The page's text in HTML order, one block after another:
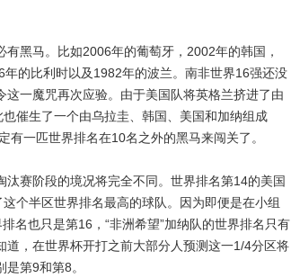
黑马。比如2006年的葡萄牙，2002年的韩国，
的比利时以及1982年的波兰。南非世界16强还没
一魔咒再次应验。由于美国队将英格兰挤进了由
催生了一个由乌拉圭、韩国、美国和加纳组成
有一匹世界排名在10名之外的黑马来闯关了。
赛阶段的境况将完全不同。世界排名第14的美国
个半区世界排名最高的球队。因为即便是在小组
名也只是第16，“非洲希望”加纳队的世界排名只有
道，在世界杯开打之前大部分人预测这一1/4分区将
第9和第8。